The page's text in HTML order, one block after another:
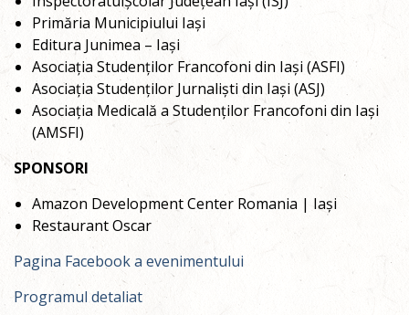
Primăria Municipiului Iași
Editura Junimea – Iași
Asociația Studenților Francofoni din Iași (ASFI)
Asociația Studenților Jurnaliști din Iași (ASJ)
Asociația Medicală a Studenților Francofoni din Iași
(AMSFI)
SPONSORI
Amazon Development Center Romania | Iași
Restaurant Oscar
Pagina Facebook a evenimentului
Programul detaliat